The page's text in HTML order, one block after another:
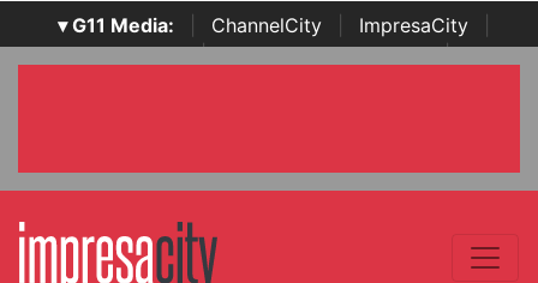
▾ G11 Media: ChannelCity ImpresaCity
SecurityOpenLab | Italian Channel Awards | Italian